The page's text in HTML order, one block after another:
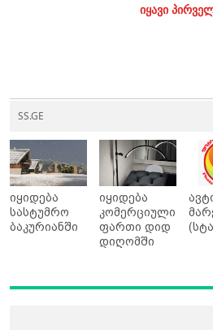
იყავი
SS.GE
იყიდება
სასტუმრო
ბაკურიანში
იყიდება
კომერციული
ფართი დიდ
დიღომში